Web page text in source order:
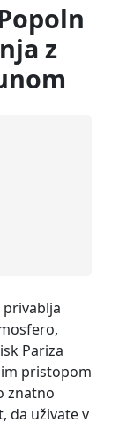
z
Pariza
pristopom
znatno
da uživate v